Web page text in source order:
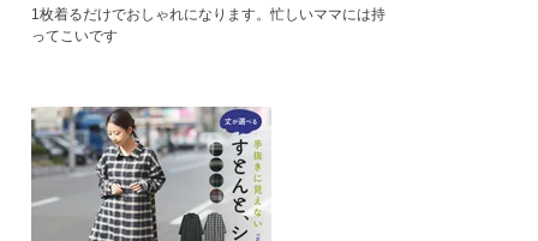
1枚着るだけでおしゃれになります。忙しいママには持
ってこいです